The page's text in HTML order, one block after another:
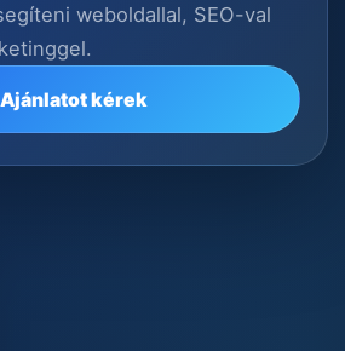
weboldallal, SEO-val
Ajánlatot kérek